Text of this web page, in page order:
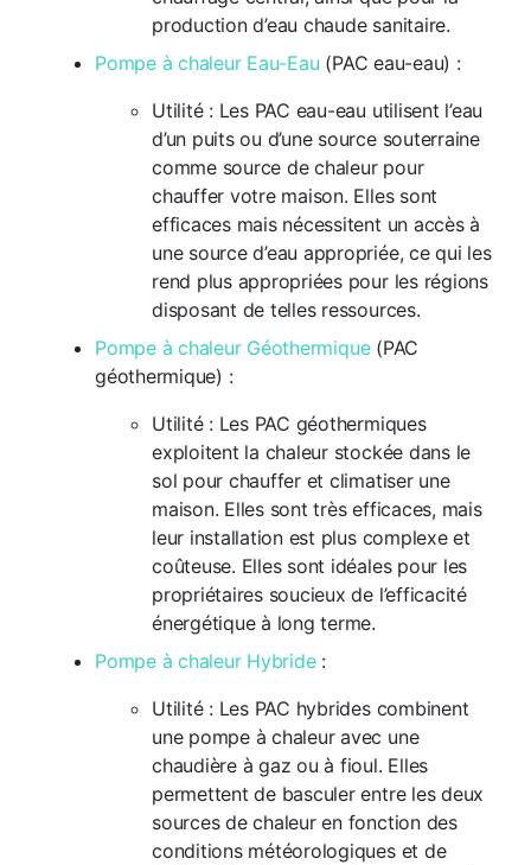
production d’eau chaude sanitaire.
Pompe à chaleur Eau-Eau (PAC eau-eau) :
Utilité : Les PAC eau-eau utilisent l’eau
d’un puits ou d’une source souterraine
comme source de chaleur pour
chauffer votre maison. Elles sont
efficaces mais nécessitent un accès à
une source d’eau appropriée, ce qui les
rend plus appropriées pour les régions
disposant de telles ressources.
Pompe à chaleur Géothermique(PAC
géothermique) :
Utilité : Les PAC géothermiques
exploitent la chaleur stockée dans le
sol pour chauffer et climatiser une
maison. Elles sont très efficaces, mais
leur installation est plus complexe et
coûteuse. Elles sont idéales pour les
propriétaires soucieux de l’efficacité
énergétique à long terme.
Pompe à chaleur Hybride:
Utilité : Les PAC hybrides combinent
une pompe à chaleur avec une
chaudière à gaz ou à fioul. Elles
permettent de basculer entre les deux
sources de chaleur en fonction des
conditions météorologiques et de